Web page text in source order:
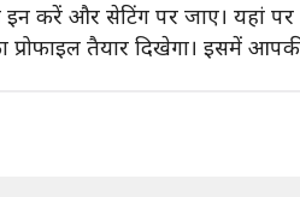
करें और सेटिंग पर जाए। यहां पर
तैयार दिखेगा। इसमें आपकी